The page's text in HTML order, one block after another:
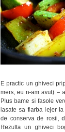
E practic un ghiveci
mers, eu n-am avut) –
Plus bame si fasole
lasate sa fiarba lejer
de conserva de rosii,
Rezulta un ghiveci